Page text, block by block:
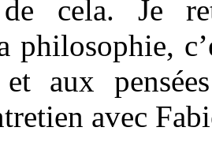
de cela. Je
philosophie,
aux
avec